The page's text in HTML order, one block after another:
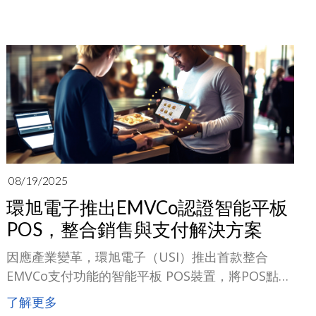
品與產能發展步伐。
08/19/2025
環旭電子推出EMVCo認證智能平板
POS，整合銷售與支付解決方案
因應產業變革，環旭電子（USI）推出首款整合
EMVCo支付功能的智能平板 POS裝置，將POS點餐
與銷售功能與EMVCo認證的安全支付技術深度融
了解更多